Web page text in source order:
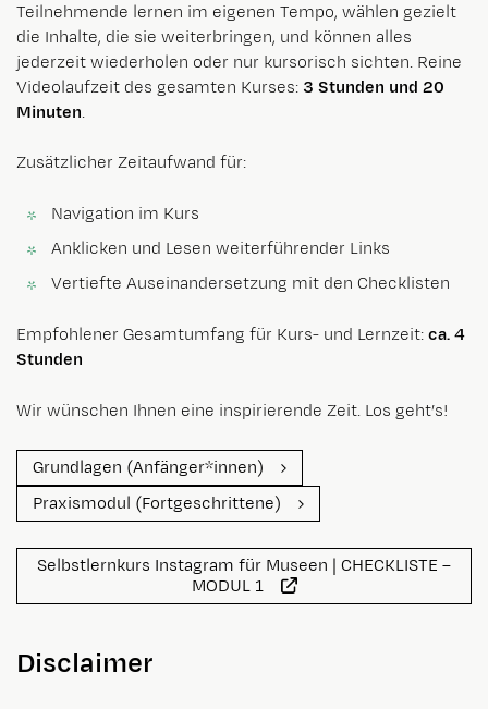
Teilnehmende lernen im eigenen Tempo, wählen gezielt
die Inhalte, die sie weiterbringen, und können alles
jederzeit wiederholen oder nur kursorisch sichten. Reine
Videolaufzeit des gesamten Kurses: 3 Stunden und 20
Minuten.
Zusätzlicher Zeitaufwand für:
Navigation im Kurs
Anklicken und Lesen weiterführender Links
Vertiefte Auseinandersetzung mit den Checklisten
Empfohlener Gesamtumfang für Kurs- und Lernzeit:ca. 4
Stunden
Wir wünschen Ihnen eine inspirierende Zeit. Los geht’s!
Grundlagen (Anfänger*innen)
Praxismodul (Fortgeschrittene)
Selbstlernkurs Instagram für Museen | CHECKLISTE –
MODUL 1
Disclaimer